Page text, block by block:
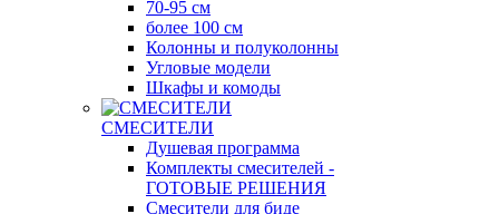
70-95 см
более 100 см
Колонны и полуколонны
Угловые модели
Шкафы и комоды
СМЕСИТЕЛИ
Душевая программа
Комплекты смесителей -
ГОТОВЫЕ РЕШЕНИЯ
Смесители для биде